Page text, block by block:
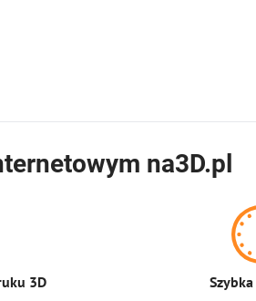
na3D.pl
3D